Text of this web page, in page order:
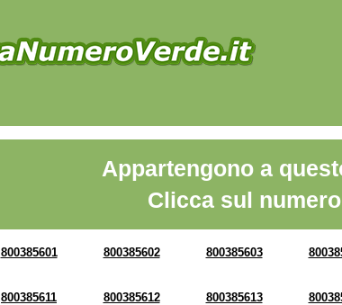
Appartengono a
Clicca sul
800385601 800385602 800385603
800385611 800385612 800385613